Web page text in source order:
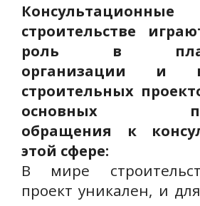
строительстве
роль в
организации и
строительных
основных
обращения к
этой сфере:
В мире
проект уникален, и